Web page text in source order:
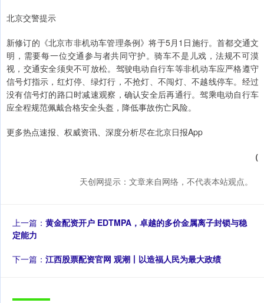
北京交警提示
新修订的《北京市非机动车管理条例》将于5月1日施行。首都交通文
明，需要每一位交通参与者共同守护。骑车不是儿戏，法规不可漠
视，交通安全须臾不可放松。驾驶电动自行车等非机动车应严格遵守
信号灯指示，红灯停、绿灯行，不抢灯、不闯灯、不越线停车。经过
没有信号灯的路口时减速观察，确认安全后再通行。驾乘电动自行车
应全程规范佩戴合格安全头盔，降低事故伤亡风险。
更多热点速报、权威资讯、深度分析尽在北京日报App
（
天创网提示：文章来自网络，不代表本站观点。
上一篇： 黄金配资开户 EDTMPA，卓越的多价金属离子封锁与稳
定能力
下一篇： 江西股票配资官网 观潮丨以造福人民为最大政绩